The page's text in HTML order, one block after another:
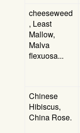
cheeseweed
, Least
Mallow,
Malva
flexuosa...
Chinese
Hibiscus,
China Rose.